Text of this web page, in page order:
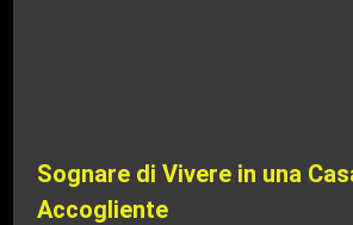
Sognare di Vivere in una
Accogliente